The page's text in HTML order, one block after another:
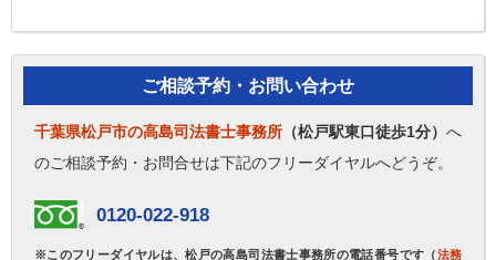
ご相談予約・お問い合わせ
千葉県松戸市の高島司法書士事務所 （松戸駅東口徒歩1分） へ
のご相談予約・お問合せは下記のフリーダイヤルへどうぞ。
0120-022-918
※このフリーダイヤルは、松戸の高島司法書士事務所の電話番号です（法務